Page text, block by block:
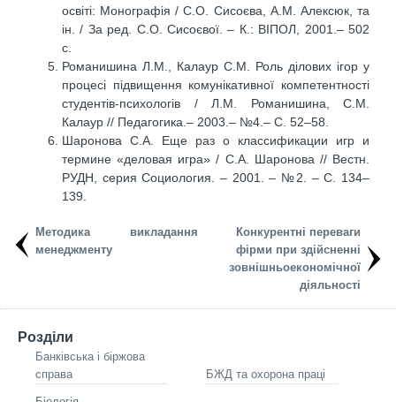
освіті: Монографія / С.О. Сисоєва, А.М. Алексюк, та
ін. / За ред. С.О. Сисоєвої. – К.: ВІПОЛ, 2001.– 502
с.
Романишина Л.М., Калаур С.М. Роль ділових ігор у
процесі підвищення комунікативної компетентності
студентів-психологів / Л.М. Романишина, С.М.
Калаур // Педагогика.– 2003.– №4.– С. 52–58.
Шаронова С.А. Еще раз о классификации игр и
термине «деловая игра» / С.А. Шаронова // Вестн.
РУДН, серия Социология. – 2001. – №2. – С. 134–
139.
Методика викладання
менеджменту
Конкурентні переваги
фірми при здійсненні
зовнішньоекономічної
діяльності
Розділи
Банківська і біржова
справа
БЖД та охорона праці